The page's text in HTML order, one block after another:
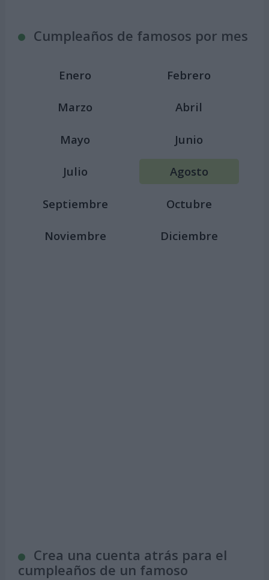
Cumpleaños de famosos por mes
Enero Febrero
Marzo Abril
Mayo Junio
Julio Agosto
Septiembre Octubre
Noviembre Diciembre
Crea una cuenta atrás para el
cumpleaños de un famoso